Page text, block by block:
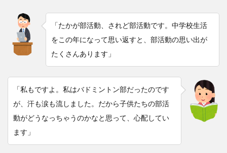
「たかが部活動、されど部活動です。中学校生活
をこの年になって思い返すと、部活動の思い出が
たくさんあります」
「私もですよ。私はバドミントン部だったのです
が、汗も涙も流しました。だから子供たちの部活
動がどうなっちゃうのかなと思って、心配してい
ます」